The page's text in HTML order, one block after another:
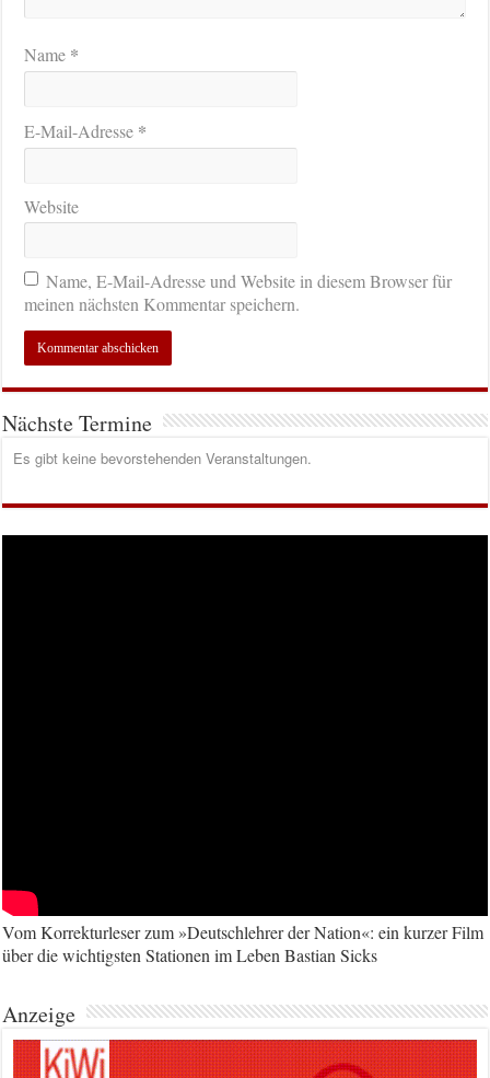
Name *
E-Mail-Adresse *
Website
Name, E-Mail-Adresse und Website in diesem Browser für
meinen nächsten Kommentar speichern.
Nächste Termine
Es gibt keine bevorstehenden Veranstaltungen.
Vom Korrekturleser zum »Deutschlehrer der Nation«: ein kurzer Film
über die wichtigsten Stationen im Leben Bastian Sicks
Anzeige